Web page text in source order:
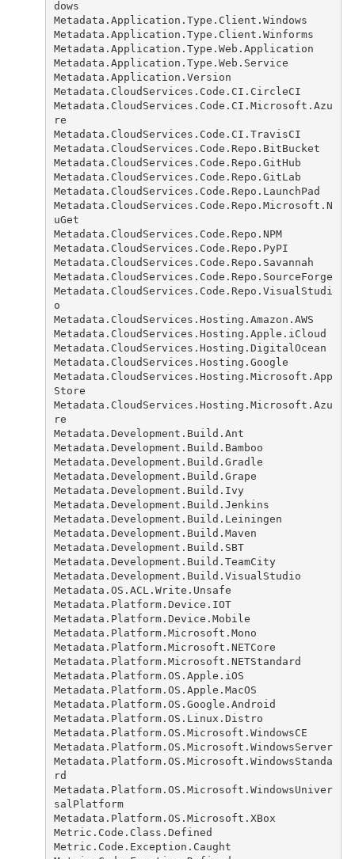
dows
Metadata.Application.Type.Client.Windows
Metadata.Application.Type.Client.Winforms
Metadata.Application.Type.Web.Application
Metadata.Application.Type.Web.Service
Metadata.Application.Version
Metadata.CloudServices.Code.CI.CircleCI
Metadata.CloudServices.Code.CI.Microsoft.Azu
re
Metadata.CloudServices.Code.CI.TravisCI
Metadata.CloudServices.Code.Repo.BitBucket
Metadata.CloudServices.Code.Repo.GitHub
Metadata.CloudServices.Code.Repo.GitLab
Metadata.CloudServices.Code.Repo.LaunchPad
Metadata.CloudServices.Code.Repo.Microsoft.N
uGet
Metadata.CloudServices.Code.Repo.NPM
Metadata.CloudServices.Code.Repo.PyPI
Metadata.CloudServices.Code.Repo.Savannah
Metadata.CloudServices.Code.Repo.SourceForge
Metadata.CloudServices.Code.Repo.VisualStudi
o
Metadata.CloudServices.Hosting.Amazon.AWS
Metadata.CloudServices.Hosting.Apple.iCloud
Metadata.CloudServices.Hosting.DigitalOcean
Metadata.CloudServices.Hosting.Google
Metadata.CloudServices.Hosting.Microsoft.App
Store
Metadata.CloudServices.Hosting.Microsoft.Azu
re
Metadata.Development.Build.Ant
Metadata.Development.Build.Bamboo
Metadata.Development.Build.Gradle
Metadata.Development.Build.Grape
Metadata.Development.Build.Ivy
Metadata.Development.Build.Jenkins
Metadata.Development.Build.Leiningen
Metadata.Development.Build.Maven
Metadata.Development.Build.SBT
Metadata.Development.Build.TeamCity
Metadata.Development.Build.VisualStudio
Metadata.OS.ACL.Write.Unsafe
Metadata.Platform.Device.IOT
Metadata.Platform.Device.Mobile
Metadata.Platform.Microsoft.Mono
Metadata.Platform.Microsoft.NETCore
Metadata.Platform.Microsoft.NETStandard
Metadata.Platform.OS.Apple.iOS
Metadata.Platform.OS.Apple.MacOS
Metadata.Platform.OS.Google.Android
Metadata.Platform.OS.Linux.Distro
Metadata.Platform.OS.Microsoft.WindowsCE
Metadata.Platform.OS.Microsoft.WindowsServer
Metadata.Platform.OS.Microsoft.WindowsStanda
rd
Metadata.Platform.OS.Microsoft.WindowsUniver
salPlatform
Metadata.Platform.OS.Microsoft.XBox
Metric.Code.Class.Defined
Metric.Code.Exception.Caught